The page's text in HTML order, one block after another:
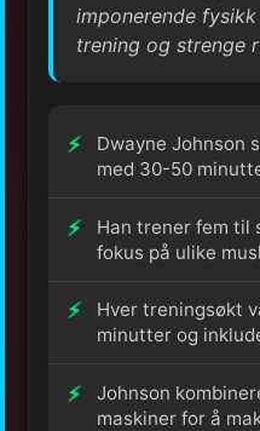
imponerende
trening og strenge
Dwayne Johnson
med 30-50
Han trener fem til
fokus på ulike
Hver treningsøkt
minutter og
Johnson
maskiner for å